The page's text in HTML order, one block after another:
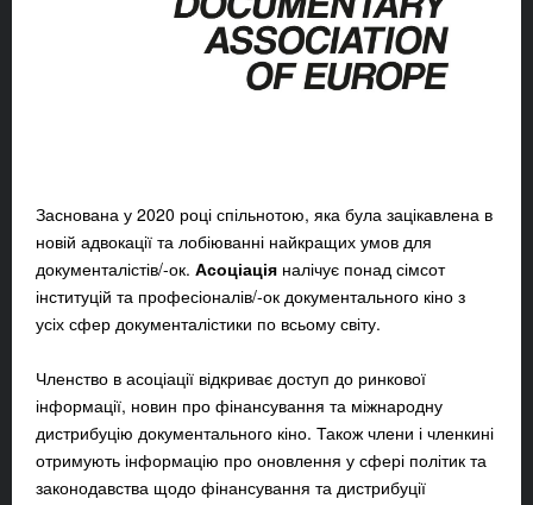
Заснована у 2020 році спільнотою, яка була зацікавлена в
новій адвокації та лобіюванні найкращих умов для
документалістів/-ок. Асоціація налічує понад сімсот
інституцій та професіоналів/-ок документального кіно з
усіх сфер документалістики по всьому світу.
Членство в асоціації відкриває доступ до ринкової
інформації, новин про фінансування та міжнародну
дистрибуцію документального кіно. Також члени і членкині
отримують інформацію про оновлення у сфері політик та
законодавства щодо фінансування та дистрибуції